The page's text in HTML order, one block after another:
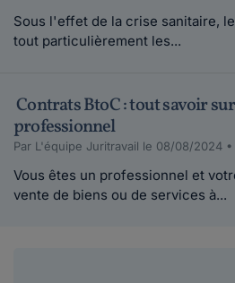
Sous l'effet de la crise sanitaire,
tout particulièrement les...
Contrats BtoC : tout savoir
professionnel
Par L'équipe Juritravail le 08/08/2024 •
Vous êtes un professionnel et
vente de biens ou de services à...